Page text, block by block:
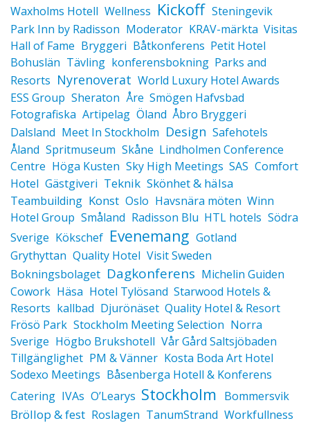
Waxholms Hotell Wellness Kickoff Steningevik
Park Inn by Radisson Moderator KRAV-märkta Visitas
Hall of Fame Bryggeri Båtkonferens Petit Hotel
Bohuslän Tävling konferensbokning Parks and
Resorts Nyrenoverat World Luxury Hotel Awards
ESS Group Sheraton Åre Smögen Hafvsbad
Fotografiska Artipelag Öland Åbro Bryggeri
Dalsland Meet In Stockholm Design Safehotels
Åland Spritmuseum Skåne Lindholmen Conference
Centre Höga Kusten Sky High Meetings SAS Comfort
Hotel Gästgiveri Teknik Skönhet & hälsa
Teambuilding Konst Oslo Havsnära möten Winn
Hotel Group Småland Radisson Blu HTL hotels Södra
Sverige Kökschef Evenemang Gotland
Grythyttan Quality Hotel Visit Sweden
Bokningsbolaget Dagkonferens Michelin Guiden
Cowork Häsa Hotel Tylösand Starwood Hotels &
Resorts kallbad Djurönäset Quality Hotel & Resort
Frösö Park Stockholm Meeting Selection Norra
Sverige Högbo Brukshotell Vår Gård Saltsjöbaden
Tillgänglighet PM & Vänner Kosta Boda Art Hotel
Sodexo Meetings Båsenberga Hotell & Konferens
Catering IVAs O’Learys Stockholm Bommersvik
Bröllop & fest Roslagen TanumStrand Workfullness